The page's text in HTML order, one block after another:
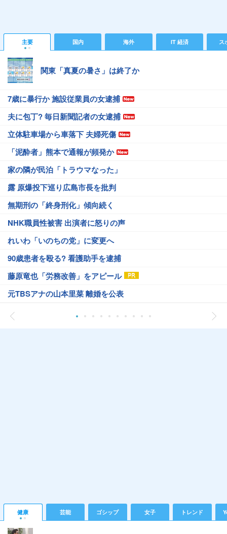
主要 国内 海外 IT 経済 ス
関東「真夏の暑さ」は終了か
7歳に暴行か 施設従業員の女逮捕
夫に包丁? 毎日新聞記者の女逮捕
立体駐車場から車落下 夫婦死傷
「泥酔者」熊本で通報が頻発か
家の隣が民泊「トラウマなった」
露 原爆投下巡り広島市長を批判
無期刑の「終身刑化」傾向続く
NHK職員性被害 出演者に怒りの声
れいわ「いのちの党」に変更へ
90歳患者を殴る? 看護助手を逮捕
藤原竜也「労務改善」をアピール
元TBSアナの山本里菜 離婚を公表
健康 芸能 ゴシップ 女子 トレンド